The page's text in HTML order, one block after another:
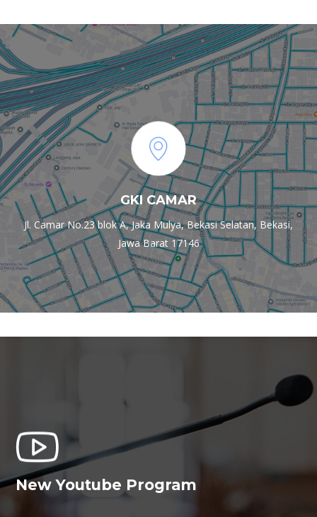
GKI CAMAR
Jl. Camar No.23 blok A, Jaka Mulya, Bekasi Selatan, Bekasi,
Jawa Barat 17146
New Youtube Program